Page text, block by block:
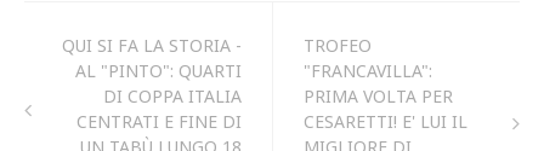
QUI SI FA LA STORIA -
AL "PINTO": QUARTI
DI COPPA ITALIA
CENTRATI E FINE DI
TROFEO
"FRANCAVILLA":
PRIMA VOLTA PER
CESARETTI! E' LUI IL